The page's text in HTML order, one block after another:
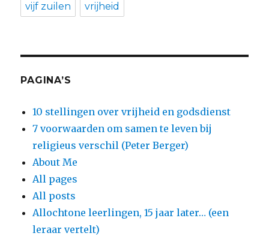
vijf zuilen vrijheid
PAGINA’S
10 stellingen over vrijheid en godsdienst
7 voorwaarden om samen te leven bij
religieus verschil (Peter Berger)
About Me
All pages
All posts
Allochtone leerlingen, 15 jaar later… (een
leraar vertelt)